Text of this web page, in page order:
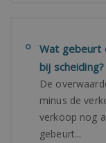
Wat gebeurt
bij scheiding?
De
minus de
verkoop nog
gebeurt...